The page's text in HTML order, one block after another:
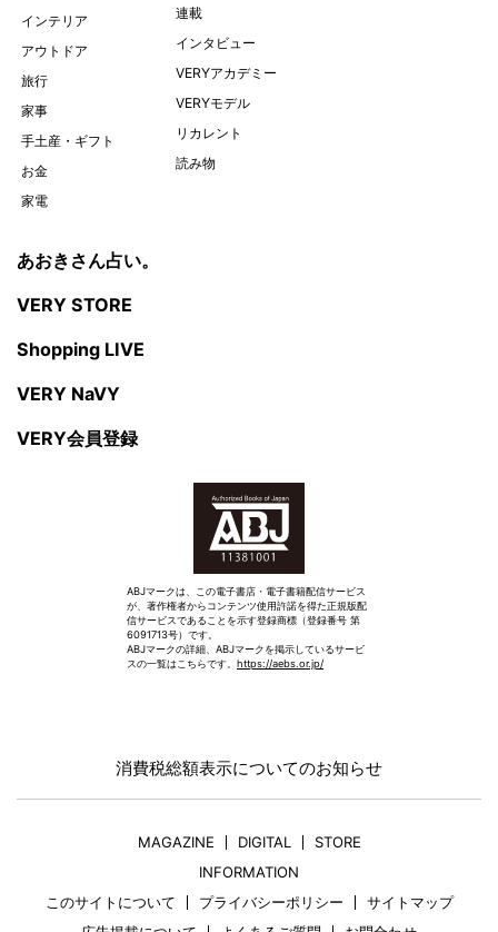
インテリア
アウトドア
旅行
家事
手土産・ギフト
お金
家電
連載
インタビュー
VERYアカデミー
VERYモデル
リカレント
読み物
あおきさん占い。
VERY STORE
Shopping LIVE
VERY NaVY
VERY会員登録
ABJマークは、この電子書店・電子書籍配信サービス
が、著作権者からコンテンツ使用許諾を得た正規版配
信サービスであることを示す登録商標（登録番号 第
6091713号）です。
ABJマークの詳細、ABJマークを掲示しているサービ
スの一覧はこちらです。 https://aebs.or.jp/
消費税総額表示についてのお知らせ
MAGAZINE DIGITAL
STORE
INFORMATION
このサイトについて
プライバシーポリシー
サイトマップ